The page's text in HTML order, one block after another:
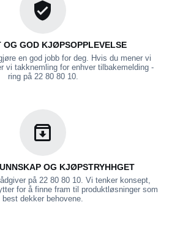
OG GOD KJØPSOPPLEVELSE
en god jobb for deg. Hvis du mener vi
vi takknemling for enhver tilbakemelding -
ring på 22 80 80 10.
OG KJØPSTRYHHGET
på 22 80 80 10. Vi tenker konsept,
for å finne fram til produktløsninger som
best dekker behovene.